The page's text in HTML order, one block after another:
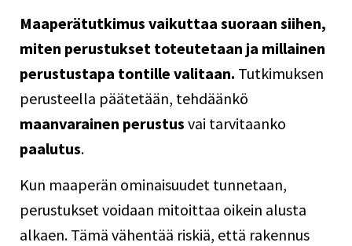
Maaperätutkimus vaikuttaa suoraan siihen,
miten perustukset toteutetaan ja millainen
perustustapa tontille valitaan. Tutkimuksen
perusteella päätetään, tehdäänkö
maanvarainen perustus vai tarvitaanko
paalutus.
Kun maaperän ominaisuudet tunnetaan,
perustukset voidaan mitoittaa oikein alusta
alkaen. Tämä vähentää riskiä, että rakennus